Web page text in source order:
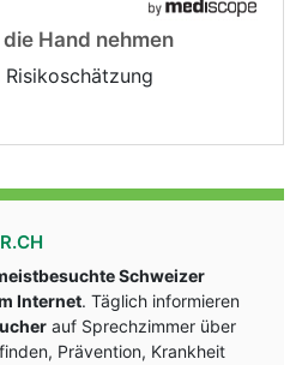
Hand nehmen
Schweizer
Internet. Täglich informieren
auf Sprechzimmer über
Prävention, Krankheit